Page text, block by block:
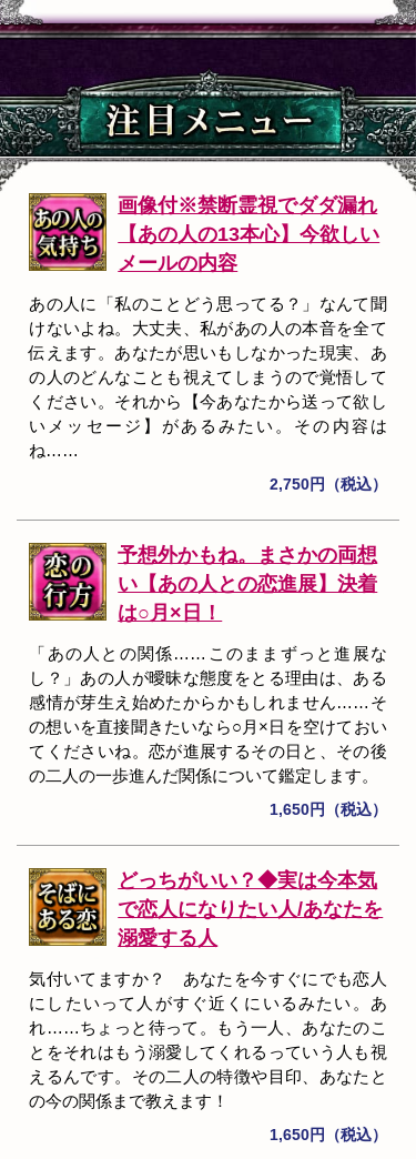
画像付※禁断霊視でダダ漏れ
【あの人の13本心】今欲しい
メールの内容
あの人に「私のことどう思ってる？」なんて聞
けないよね。大丈夫、私があの人の本音を全て
伝えます。あなたが思いもしなかった現実、あ
の人のどんなことも視えてしまうので覚悟して
ください。それから【今あなたから送って欲し
いメッセージ】があるみたい。その内容は
ね……
2,750円（税込）
予想外かもね。まさかの両想
い【あの人との恋進展】決着
は○月×日！
「あの人との関係……このままずっと進展な
し？」あの人が曖昧な態度をとる理由は、ある
感情が芽生え始めたからかもしれません……そ
の想いを直接聞きたいなら○月×日を空けておい
てくださいね。恋が進展するその日と、その後
の二人の一歩進んだ関係について鑑定します。
1,650円（税込）
どっちがいい？◆実は今本気
で恋人になりたい人/あなたを
溺愛する人
気付いてますか？ あなたを今すぐにでも恋人
にしたいって人がすぐ近くにいるみたい。あ
れ……ちょっと待って。もう一人、あなたのこ
とをそれはもう溺愛してくれるっていう人も視
えるんです。その二人の特徴や目印、あなたと
の今の関係まで教えます！
1,650円（税込）